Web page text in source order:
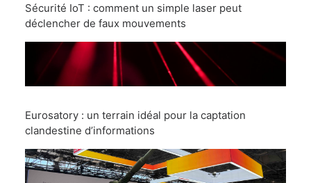
Sécurité IoT : comment un simple laser peut
déclencher de faux mouvements
Eurosatory : un terrain idéal pour la captation
clandestine d’informations